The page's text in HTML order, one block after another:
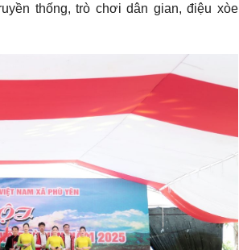
thống, trò chơi dân gian, điệu xòe